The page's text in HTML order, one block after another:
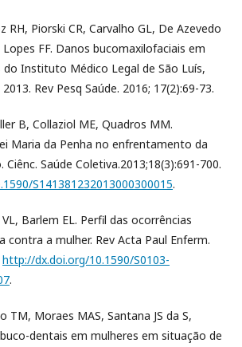
RH, Piorski CR, Carvalho GL, De Azevedo
Lopes FF. Danos bucomaxilofaciais em
Instituto Médico Legal de São Luís,
Rev Pesq Saúde. 2016; 17(2):69-73.
B, Collaziol ME, Quadros MM.
Maria da Penha no enfrentamento da
Saúde Coletiva.2013;18(3):691-700.
S141381232013000300015.
Barlem EL. Perfil das ocorrências
contra a mulher. Rev Acta Paul Enferm.
http://dx.doi.org/10.1590/S0103-
.
TM, Moraes MAS, Santana JS da S,
dentais em mulheres em situação de